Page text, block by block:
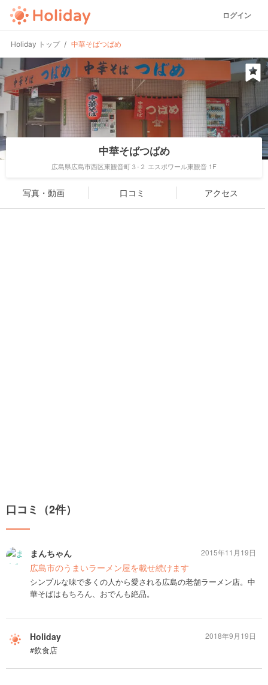
ログイン
Holiday トップ 中華そばつばめ
中華そばつばめ
広島県広島市西区東観音町３-２ エスポワール東観音 1F
写真・動画 口コミ アクセス
口コミ（2件）
まんちゃん
広島市のうまいラーメン屋を載せ続けます
シンプルな味で多くの人から愛される広島の老舗ラーメン店。中
華そばはもちろん、おでんも絶品。
2015年11月19日
Holiday
#飲食店
2018年9月19日